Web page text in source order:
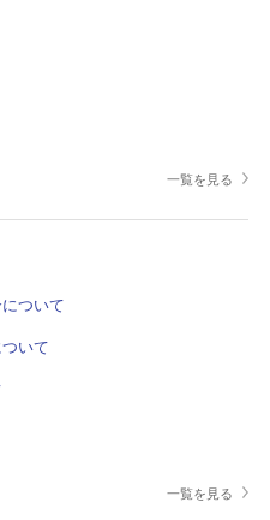
一覧を見る
ついて
いて
一覧を見る